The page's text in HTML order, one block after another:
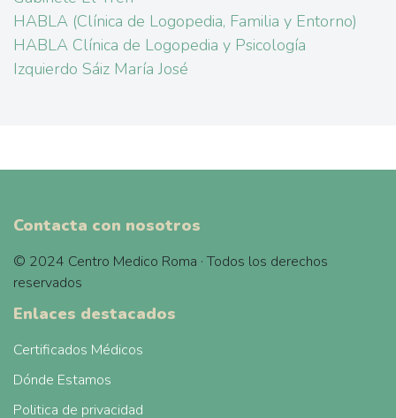
HABLA (Clínica de Logopedia, Familia y Entorno)
HABLA Clínica de Logopedia y Psicología
Izquierdo Sáiz María José
Contacta con nosotros
© 2024 Centro Medico Roma · Todos los derechos
reservados
Enlaces destacados
Certificados Médicos
Dónde Estamos
Politica de privacidad